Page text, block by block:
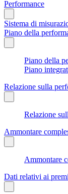
Performance
Sistema di
Piano della
Piano della
Piano
Relazione sulla
Relazione
Ammontare
Ammontare
Dati relativi ai premi